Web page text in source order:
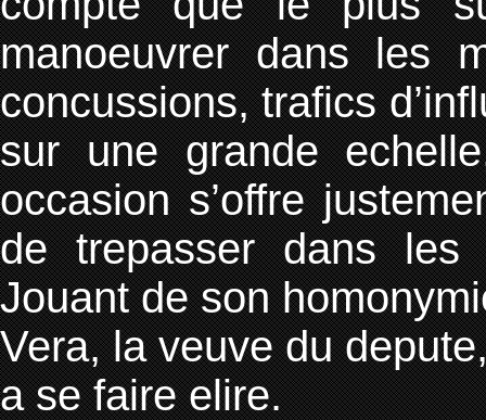
manoeuvrer dans les
concussions, trafics
sur une grande
occasion s’offre
de trepasser dans les
Jouant de son
Vera, la veuve du
a se faire elire.